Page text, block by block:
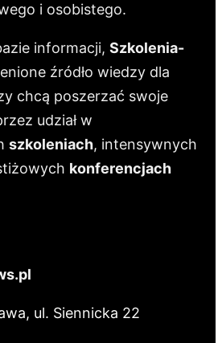
i osobistego.
informacji, Szkolenia-
źródło wiedzy dla
chcą poszerzać swoje
udział w
szkoleniach, intensywnych
konferencjach
ul. Siennicka 22